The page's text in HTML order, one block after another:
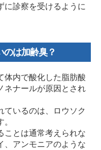
に診察を受けるように
のは加齢臭？
体内で酸化した脂肪酸
ネナールが原因とされ
ているのは、ロウソク
ことは通常考えられな
、アンモニアのような